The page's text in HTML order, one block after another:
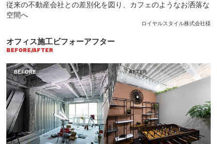
従来の不動産会社との差別化を図り、カフェのようなお洒落な
空間へ
ロイヤルスタイル株式会社様
オフィス施工ビフォーアフター
BEFORE/AFTER